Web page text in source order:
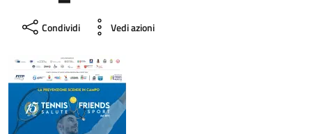
Condividi Vedi azioni